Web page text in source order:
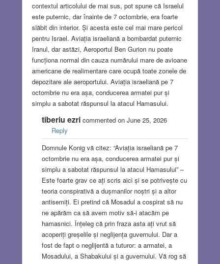
contextul articolului de mai sus, pot spune că Israelul
este puternic, dar înainte de 7 octombrie, era foarte
slăbit din interior. Și acesta este cel mai mare pericol
pentru Israel. Aviația israeliană a bombardat puternic
Iranul, dar astăzi, Aeroportul Ben Gurion nu poate
funcționa normal din cauza numărului mare de avioane
americane de realimentare care ocupă toate zonele de
depozitare ale aeroportului. Aviația israeliană pe 7
octombrie nu era așa, conducerea armatei pur și
simplu a sabotat răspunsul la atacul Hamasului.
tiberiu ezricommented on June 25, 2026
Reply
Domnule Konig vă citez: “Aviația israeliană pe 7
octombrie nu era așa, conducerea armatei pur și
simplu a sabotat răspunsul la atacul Hamasului” –
Este foarte grav ce ați scris aici și se potrivește cu
teoria conspirativă a dușmanilor noștri și a altor
antisemiți. Ei pretind că Mosadul a cospirat să nu
ne apărăm ca să avem motiv să-i atacăm pe
hamasnici. Înțeleg că prin fraza asta ați vrut să
acoperiți greșelile și neglijența guvernului. Dar a
fost de fapt o neglijentă a tuturor: a armatei, a
Mosadului, a Shabakului și a guvernului. Vă rog să